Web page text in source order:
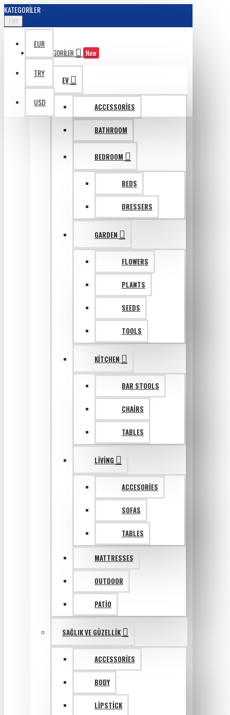
KATEGORILER
TRY
EUR
TRY
USD
KATAGORILER New
EV
ACCESSORIES
BATHROOM
BEDROOM
BEDS
DRESSERS
GARDEN
FLOWERS
PLANTS
SEEDS
TOOLS
KITCHEN
BAR STOOLS
CHAIRS
TABLES
LIVING
ACCESORIES
SOFAS
TABLES
MATTRESSES
OUTDOOR
PATIO
SAĞLIK VE GÜZELLIK
ACCESSORIES
BODY
LIPSTICK